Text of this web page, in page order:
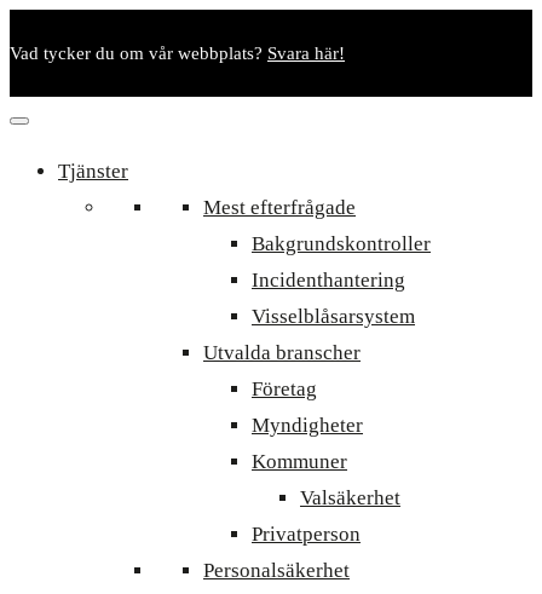
Vad tycker du om vår webbplats? Svara här!
Tjänster
Mest efterfrågade
Bakgrundskontroller
Incidenthantering
Visselblåsarsystem
Utvalda branscher
Företag
Myndigheter
Kommuner
Valsäkerhet
Privatperson
Personalsäkerhet